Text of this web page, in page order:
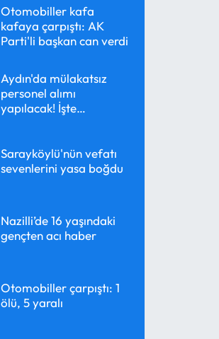
Otomobiller kafa
kafaya çarpıştı: AK
Parti'li başkan can verdi
Aydın'da mülakatsız
personel alımı
yapılacak! İşte
Sarayköylü'nün vefatı
sevenlerini yasa boğdu
Nazilli’de 16 yaşındaki
gençten acı haber
Otomobiller çarpıştı: 1
ölü, 5 yaralı